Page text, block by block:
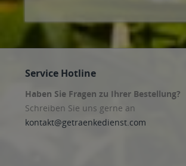
Hamburg, Hamburg Eppendorf,
Hamburg Eimsbüttel, Hamburg
20257 Hamburg,
Steinwerder, 20459 Hamburg,
Hamburg Altengamme, Hamburg
21035 Hamburg, Hamburg
Ochsenwerder, Hamburg Reitbrook,
Neuengamme,21073 Hamburg,
21077 Hamburg, Hamburg
Harburg, Hamburg Hausbruch,
Service Hotline
Haben Sie Fragen zu Ihrer Bestellung?
Schreiben Sie uns gerne an
kontakt@getraenkedienst.com